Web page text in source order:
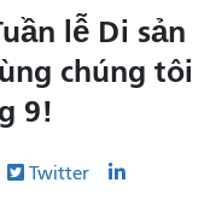
lễ Di sản
chúng tôi
9!
Twitter